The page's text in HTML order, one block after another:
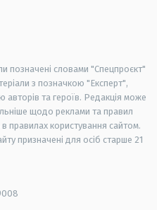
позначені словами "Спецпроєкт"
з позначкою "Експерт",
та героїв. Редакція може
щодо реклами та правил
правилах користування сайтом.
призначені для осіб старше 21